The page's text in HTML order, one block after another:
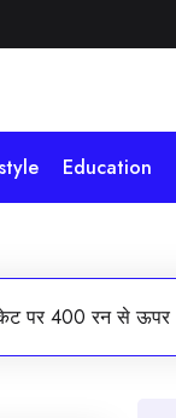
Education
पर 400 रन से ऊपर